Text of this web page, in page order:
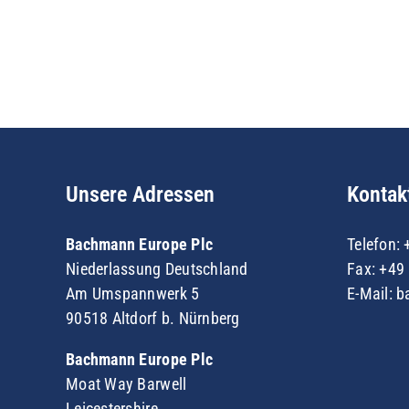
Unsere Adressen
Bachmann Europe Plc
Niederlassung Deutschland
Am Umspannwerk 5
90518 Altdorf b. Nürnberg
Bachmann Europe Plc
Moat Way Barwell
Telefon:
Fax:
E-Mail: